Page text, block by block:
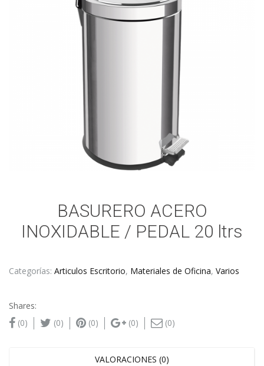
BASURERO ACERO
INOXIDABLE / PEDAL 20 ltrs
Categorías: Articulos Escritorio, Materiales de Oficina, Varios
Shares:
(0)
(0) (0) (0) (0)
VALORACIONES (0)